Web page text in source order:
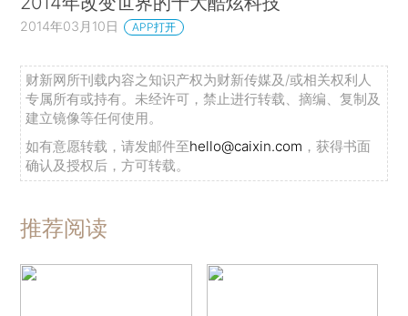
2014年03月10日 APP打开
财新网所刊载内容之知识产权为财新传媒及/或相关权利人
专属所有或持有。未经许可，禁止进行转载、摘编、复制及
建立镜像等任何使用。
如有意愿转载，请发邮件至hello@caixin.com ，获得书面
确认及授权后，方可转载。
推荐阅读